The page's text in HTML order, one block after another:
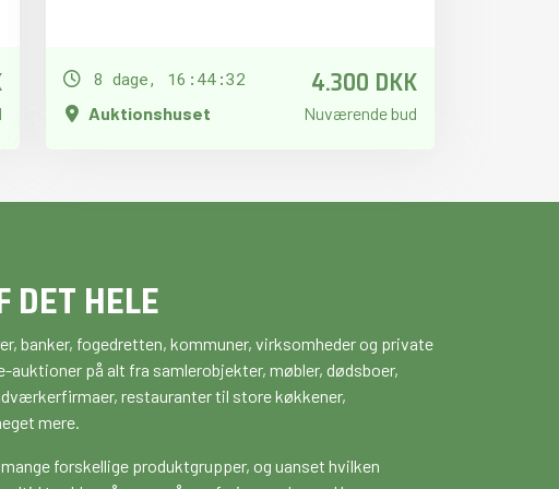
8 dage, 16:44:31
Auktionshuset
4.300 DKK
Nuværende bud
DET HELE
banker, fogedretten, kommuner, virksomheder og private
auktioner på alt fra samlerobjekter, møbler, dødsboer,
restauranter til store køkkener,
mere.
forskellige produktgrupper, og uanset hvilken